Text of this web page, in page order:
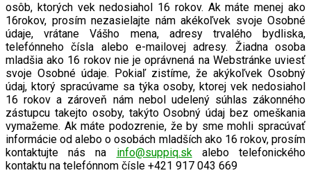
osôb, ktorých vek nedosiahol 16 rokov. Ak máte menej ako
16rokov, prosím nezasielajte nám akékoľvek svoje Osobné
údaje, vrátane Vášho mena, adresy trvalého bydliska,
telefónneho čísla alebo e-mailovej adresy. Žiadna osoba
mladšia ako 16 rokov nie je oprávnená na Webstránke uviesť
svoje Osobné údaje. Pokiaľ zistíme, že akýkoľvek Osobný
údaj, ktorý spracúvame sa týka osoby, ktorej vek nedosiahol
16 rokov a zároveň nám nebol udelený súhlas zákonného
zástupcu takejto osoby, takýto Osobný údaj bez omeškania
vymažeme. Ak máte podozrenie, že by sme mohli spracúvať
informácie od alebo o osobách mladších ako 16 rokov, prosím
kontaktujte nás na info@suppiq.sk alebo telefonického
kontaktu na telefónnom čísle +421 917 043 669